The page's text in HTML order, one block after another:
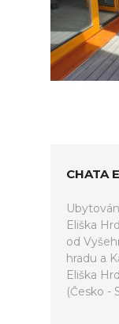
CHATA
Eliška
od
hradu a
Eliška
(Česko -